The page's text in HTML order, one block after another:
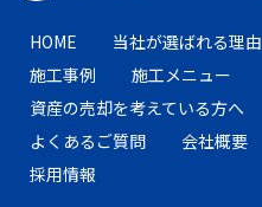
HOME 当社が選ばれる理由
施工事例
施工メニュー
資産の売却を考えている方へ
よくあるご質問
会社概要
採用情報